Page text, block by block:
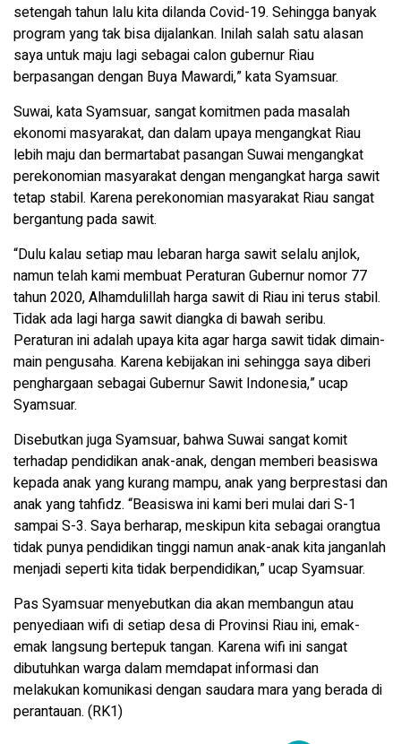
setengah tahun lalu kita dilanda Covid-19. Sehingga banyak
program yang tak bisa dijalankan. Inilah salah satu alasan
saya untuk maju lagi sebagai calon gubernur Riau
berpasangan dengan Buya Mawardi,” kata Syamsuar.
Suwai, kata Syamsuar, sangat komitmen pada masalah
ekonomi masyarakat, dan dalam upaya mengangkat Riau
lebih maju dan bermartabat pasangan Suwai mengangkat
perekonomian masyarakat dengan mengangkat harga sawit
tetap stabil. Karena perekonomian masyarakat Riau sangat
bergantung pada sawit.
“Dulu kalau setiap mau lebaran harga sawit selalu anjlok,
namun telah kami membuat Peraturan Gubernur nomor 77
tahun 2020, Alhamdulillah harga sawit di Riau ini terus stabil.
Tidak ada lagi harga sawit diangka di bawah seribu.
Peraturan ini adalah upaya kita agar harga sawit tidak dimain-
main pengusaha. Karena kebijakan ini sehingga saya diberi
penghargaan sebagai Gubernur Sawit Indonesia,” ucap
Syamsuar.
Disebutkan juga Syamsuar, bahwa Suwai sangat komit
terhadap pendidikan anak-anak, dengan memberi beasiswa
kepada anak yang kurang mampu, anak yang berprestasi dan
anak yang tahfidz. “Beasiswa ini kami beri mulai dari S-1
sampai S-3. Saya berharap, meskipun kita sebagai orangtua
tidak punya pendidikan tinggi namun anak-anak kita janganlah
menjadi seperti kita tidak berpendidikan,” ucap Syamsuar.
Pas Syamsuar menyebutkan dia akan membangun atau
penyediaan wifi di setiap desa di Provinsi Riau ini, emak-
emak langsung bertepuk tangan. Karena wifi ini sangat
dibutuhkan warga dalam memdapat informasi dan
melakukan komunikasi dengan saudara mara yang berada di
perantauan. (RK1)